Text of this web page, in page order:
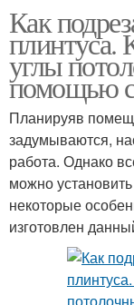
Как
плинтуса.
углы
помощью
Планируяв
задумываются,
работа. Однако
можно
некоторые
изготовлен